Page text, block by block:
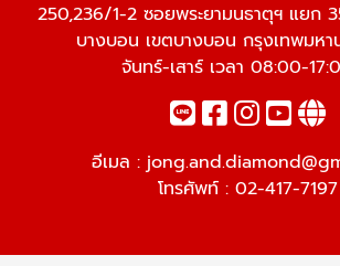
250,236/1-2 ซอยพระยามนธาตุฯ แยก
บางบอน เขตบางบอน กรุงเทพมหา
จันทร์-เสาร์ เวลา 08:00-
อีเมล :
โทรศัพท์ : 02-417-7197